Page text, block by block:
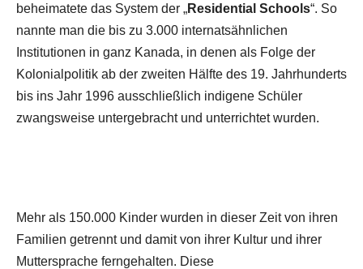
beheimatete das System der „Residential Schools“. So
nannte man die bis zu 3.000 internatsähnlichen
Institutionen in ganz Kanada, in denen als Folge der
Kolonialpolitik ab der zweiten Hälfte des 19. Jahrhunderts
bis ins Jahr 1996 ausschließlich indigene Schüler
zwangsweise untergebracht und unterrichtet wurden.
Mehr als 150.000 Kinder wurden in dieser Zeit von ihren
Familien getrennt und damit von ihrer Kultur und ihrer
Muttersprache ferngehalten. Diese